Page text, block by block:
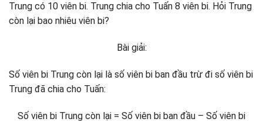
Trung có 10 viên bi. Trung chia cho Tuấn 8 viên bi. Hỏi Trung
còn lại bao nhiêu viên bi?
Bài giải:
Số viên bi Trung còn lại là số viên bi ban đầu trừ đi số viên bi
Trung đã chia cho Tuấn:
Số viên bi Trung còn lại = Số viên bi ban đầu – Số viên bi